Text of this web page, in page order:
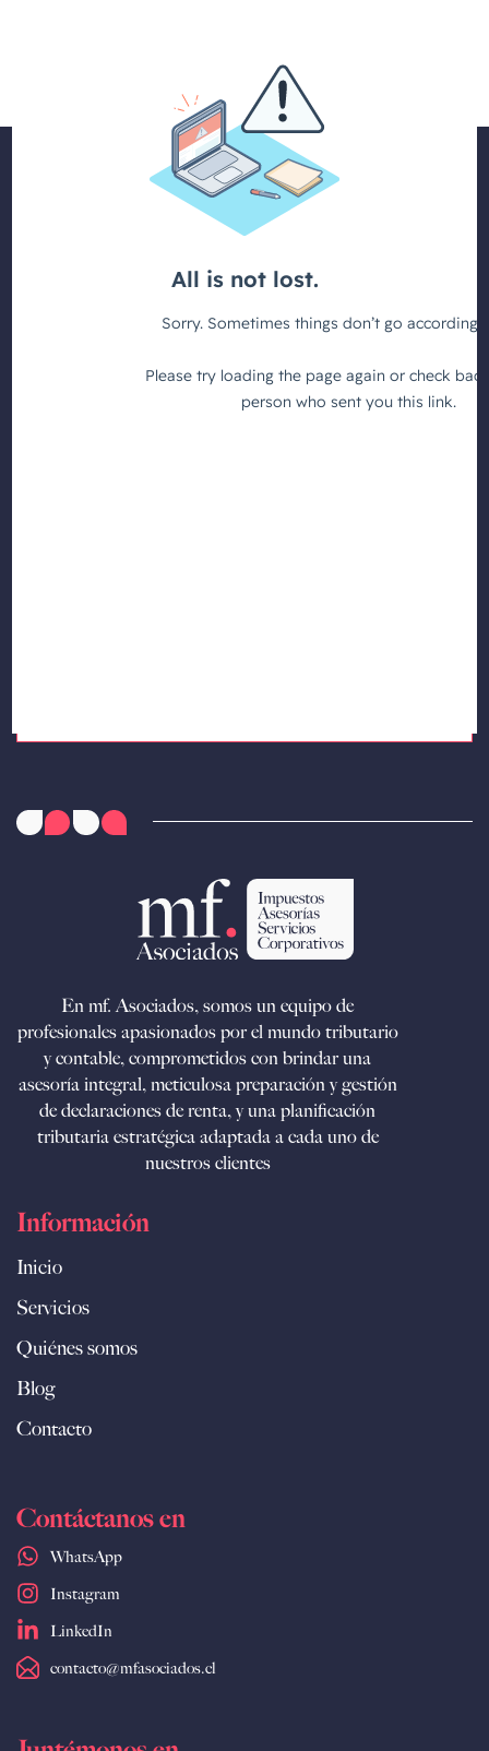
En mf. Asociados, somos un equipo de
profesionales apasionados por el mundo tributario
y contable, comprometidos con brindar una
asesoría integral, meticulosa preparación y gestión
de declaraciones de renta, y una planificación
tributaria estratégica adaptada a cada uno de
nuestros clientes
Información
Inicio
Servicios
Quiénes somos
Blog
Contacto
Contáctanos en
WhatsApp
Instagram
LinkedIn
contacto@mfasociados.cl